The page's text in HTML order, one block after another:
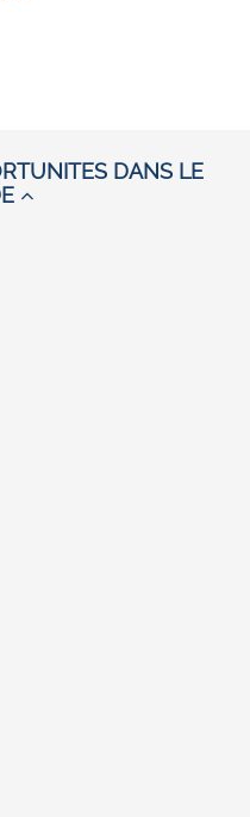
DANS LE